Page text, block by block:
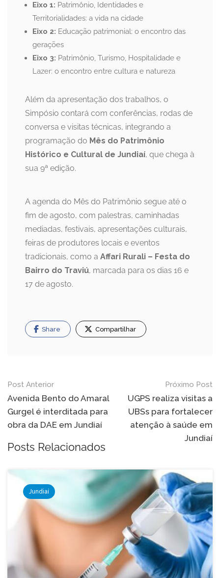
Eixo 1: Patrimônio, Identidades e
Territorialidades: a vida na cidade
Eixo 2: Educação patrimonial: o encontro das
gerações
Eixo 3: Patrimônio, Turismo, Hospitalidade e
Lazer: o encontro entre cultura e natureza
Além da apresentação dos trabalhos, o
Simpósio contará com conferências, rodas de
conversa e visitas técnicas, integrando a
programação do Mês do Patrimônio
Histórico e Cultural de Jundiaí, que chega à
sua 9ª edição.
A agenda do Mês do Patrimônio segue até o
fim de agosto, com palestras, caminhadas
mediadas, festivais, apresentações culturais,
feiras de produtores locais e eventos
tradicionais, como a Affari Rurali – Festa do
Bairro do Traviú, marcada para os dias 16 e
17 de agosto.
Share Compartilhar
Navegação
de
Post
Post Anterior
Avenida Bento do Amaral
Gurgel é interditada para
obra da DAE em Jundiaí
Próximo Post
UGPS realiza visitas a
UBSs para fortalecer
atenção à saúde em
Jundiaí
Posts Relacionados
Jundiaí